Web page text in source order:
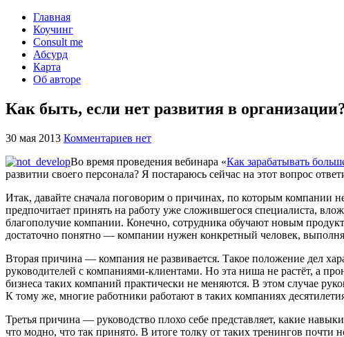
Главная
Коучинг
Consult me
Абсурд
Карта
Об авторе
Как быть, если нет развития в
30 мая 2013 Комментариев нет
Во время проведения вебинара «Как зарабатывать
развитии своего персонала? Я постараюсь сейчас на этот вопрос
Итак, давайте сначала поговорим о причинах, по которым компании
предпочитает принять на работу уже сложившегося специалиста,
благополучие компании. Конечно, сотрудника обучают новым
достаточно понятно — компании нужен конкретный человек,
Вторая причина — компания не развивается. Такое положение дел
руководителей с компаниями-клиентами. Но эта ниша не растёт, а
бизнеса таких компаний практически не меняются. В этом случае
К тому же, многие работники работают в таких компаниях
Третья причина — руководство плохо себе представляет, какие
что модно, что так принято. В итоге толку от таких тренингов почти